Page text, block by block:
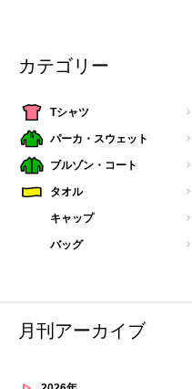
カテゴリー
Tシャツ
パーカ・スウェット
ブルゾン・コート
タオル
キャップ
バッグ
月刊アーカイブ